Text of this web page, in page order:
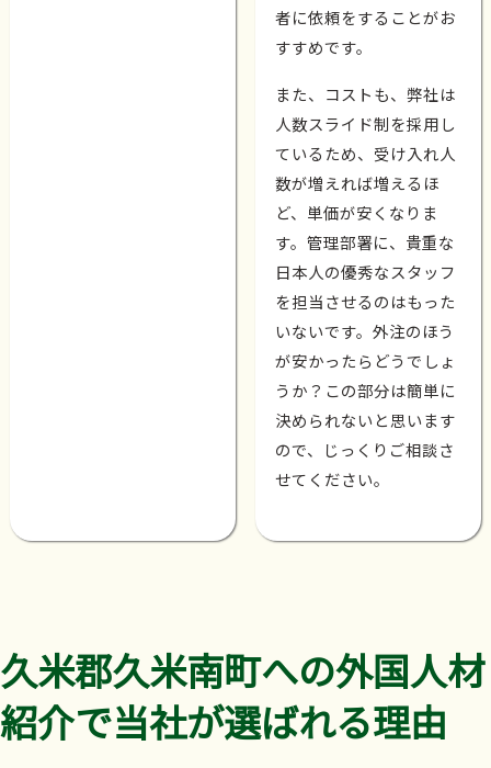
者に依頼をすることがお
すすめです。
また、コストも、弊社は
人数スライド制を採用し
ているため、受け入れ人
数が増えれば増えるほ
ど、単価が安くなりま
す。管理部署に、貴重な
日本人の優秀なスタッフ
を担当させるのはもった
いないです。外注のほう
が安かったらどうでしょ
うか？この部分は簡単に
決められないと思います
ので、じっくりご相談さ
せてください。
久米郡久米南町への外国人材
紹介で当社が選ばれる理由